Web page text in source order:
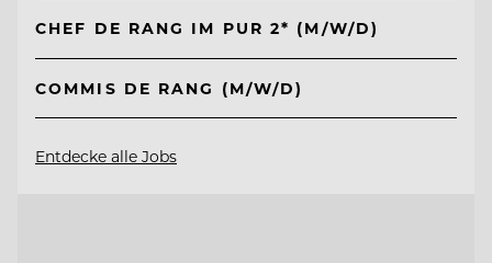
CHEF DE RANG IM PUR 2* (M/W/D)
COMMIS DE RANG (M/W/D)
Entdecke alle Jobs